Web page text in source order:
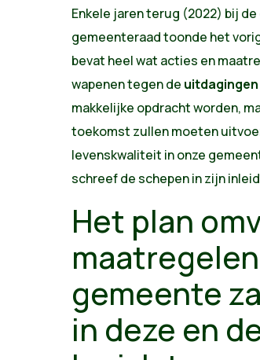
Enkele jaren terug (2022) bij
gemeenteraad toonde het
bevat heel wat acties en
wapenen tegen de uitdagingen
makkelijke opdracht worden,
toekomst zullen moeten
levenskwaliteit in onze
schreef de schepen in zijn
Het plan
gemeente
in deze en